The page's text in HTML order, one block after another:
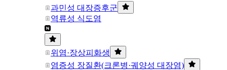
과민성 대장증후군
역류성 식도염
위염·장상피화생
염증성 장질환(크론병·궤양성 대장염)